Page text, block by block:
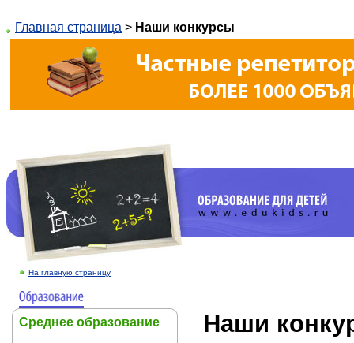
Главная страница > Наши конкурсы
На главную страницу
Среднее образование Наши